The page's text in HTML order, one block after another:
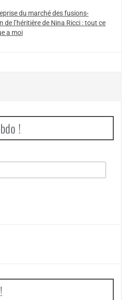
du marché des fusions-
l’héritière de Nina Ricci : tout ce
a moi
!